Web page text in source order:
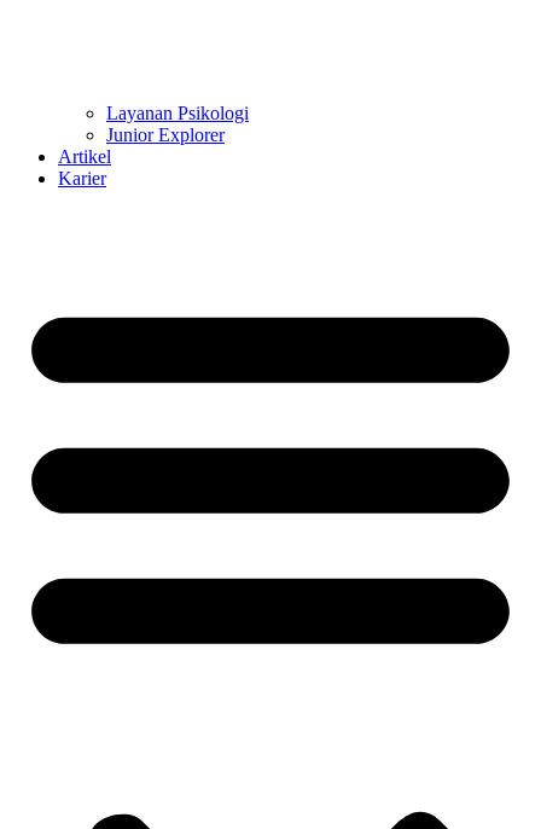
Layanan Psikologi
Junior Explorer
Artikel
Karier